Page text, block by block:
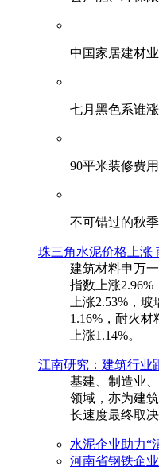
中国家居建材
七月黑色系谁
90平米装修费
不可错过的秋
珠三角水泥价格上涨
建筑材料申万
指数上涨
上涨2.53%，玻
1.16%，耐火
上涨1.14%。
江南研究：建筑行业
基建、制造业
领域，亦为建
长速度最终取
水泥企业助力“
河南省钢铁企